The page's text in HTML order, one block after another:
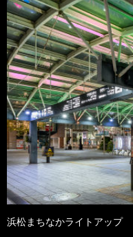
浜松まちなかライトアップ